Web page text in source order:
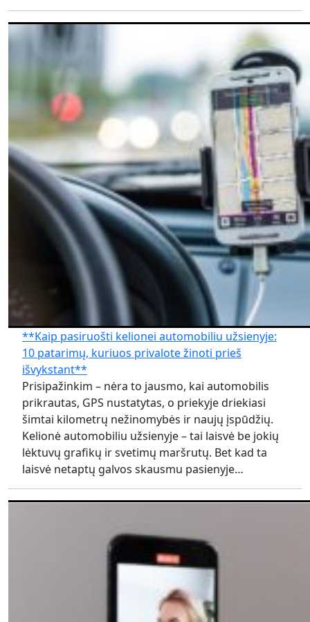
**Kaip pasiruošti kelionei automobiliu užsienyje:
10 patarimų, kuriuos privalote žinoti prieš
išvykstant**
Prisipažinkim – nėra to jausmo, kai automobilis
prikrautas, GPS nustatytas, o priekyje driekiasi
šimtai kilometrų nežinomybės ir naujų įspūdžių.
Kelionė automobiliu užsienyje – tai laisvė be jokių
lėktuvų grafikų ir svetimų maršrutų. Bet kad ta
laisvė netaptų galvos skausmu pasienyje…